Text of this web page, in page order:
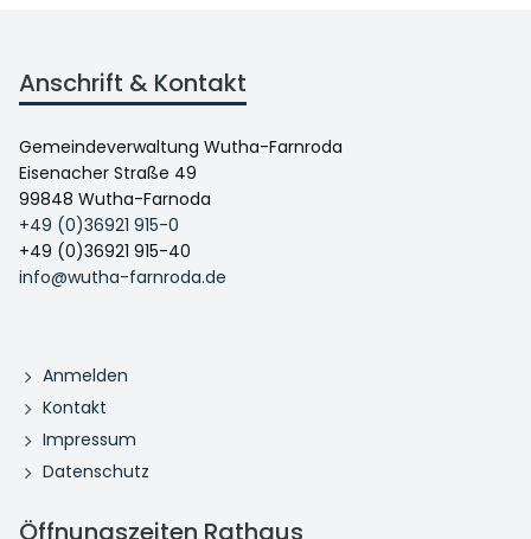
Anschrift & Kontakt
Gemeindeverwaltung Wutha-Farnroda
Eisenacher Straße 49
99848 Wutha-Farnoda
+49 (0)36921 915-0
+49 (0)36921 915-40
info@wutha-farnroda.de
Anmelden
Kontakt
Impressum
Datenschutz
Öffnungszeiten Rathaus